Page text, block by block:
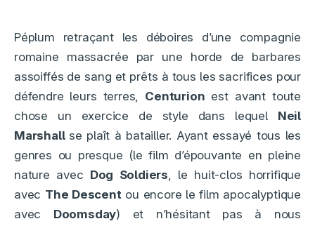
Péplum retraçant les déboires d’une compagnie
romaine massacrée par une horde de barbares
assoiffés de sang et prêts à tous les sacrifices pour
défendre leurs terres, Centurion est avant toute
chose un exercice de style dans lequel Neil
Marshall se plaît à batailler. Ayant essayé tous les
genres ou presque (le film d’épouvante en pleine
nature avec Dog Soldiers, le huit-clos horrifique
avec The Descentou encore le film apocalyptique
avec Doomsday) et n’hésitant pas à nous